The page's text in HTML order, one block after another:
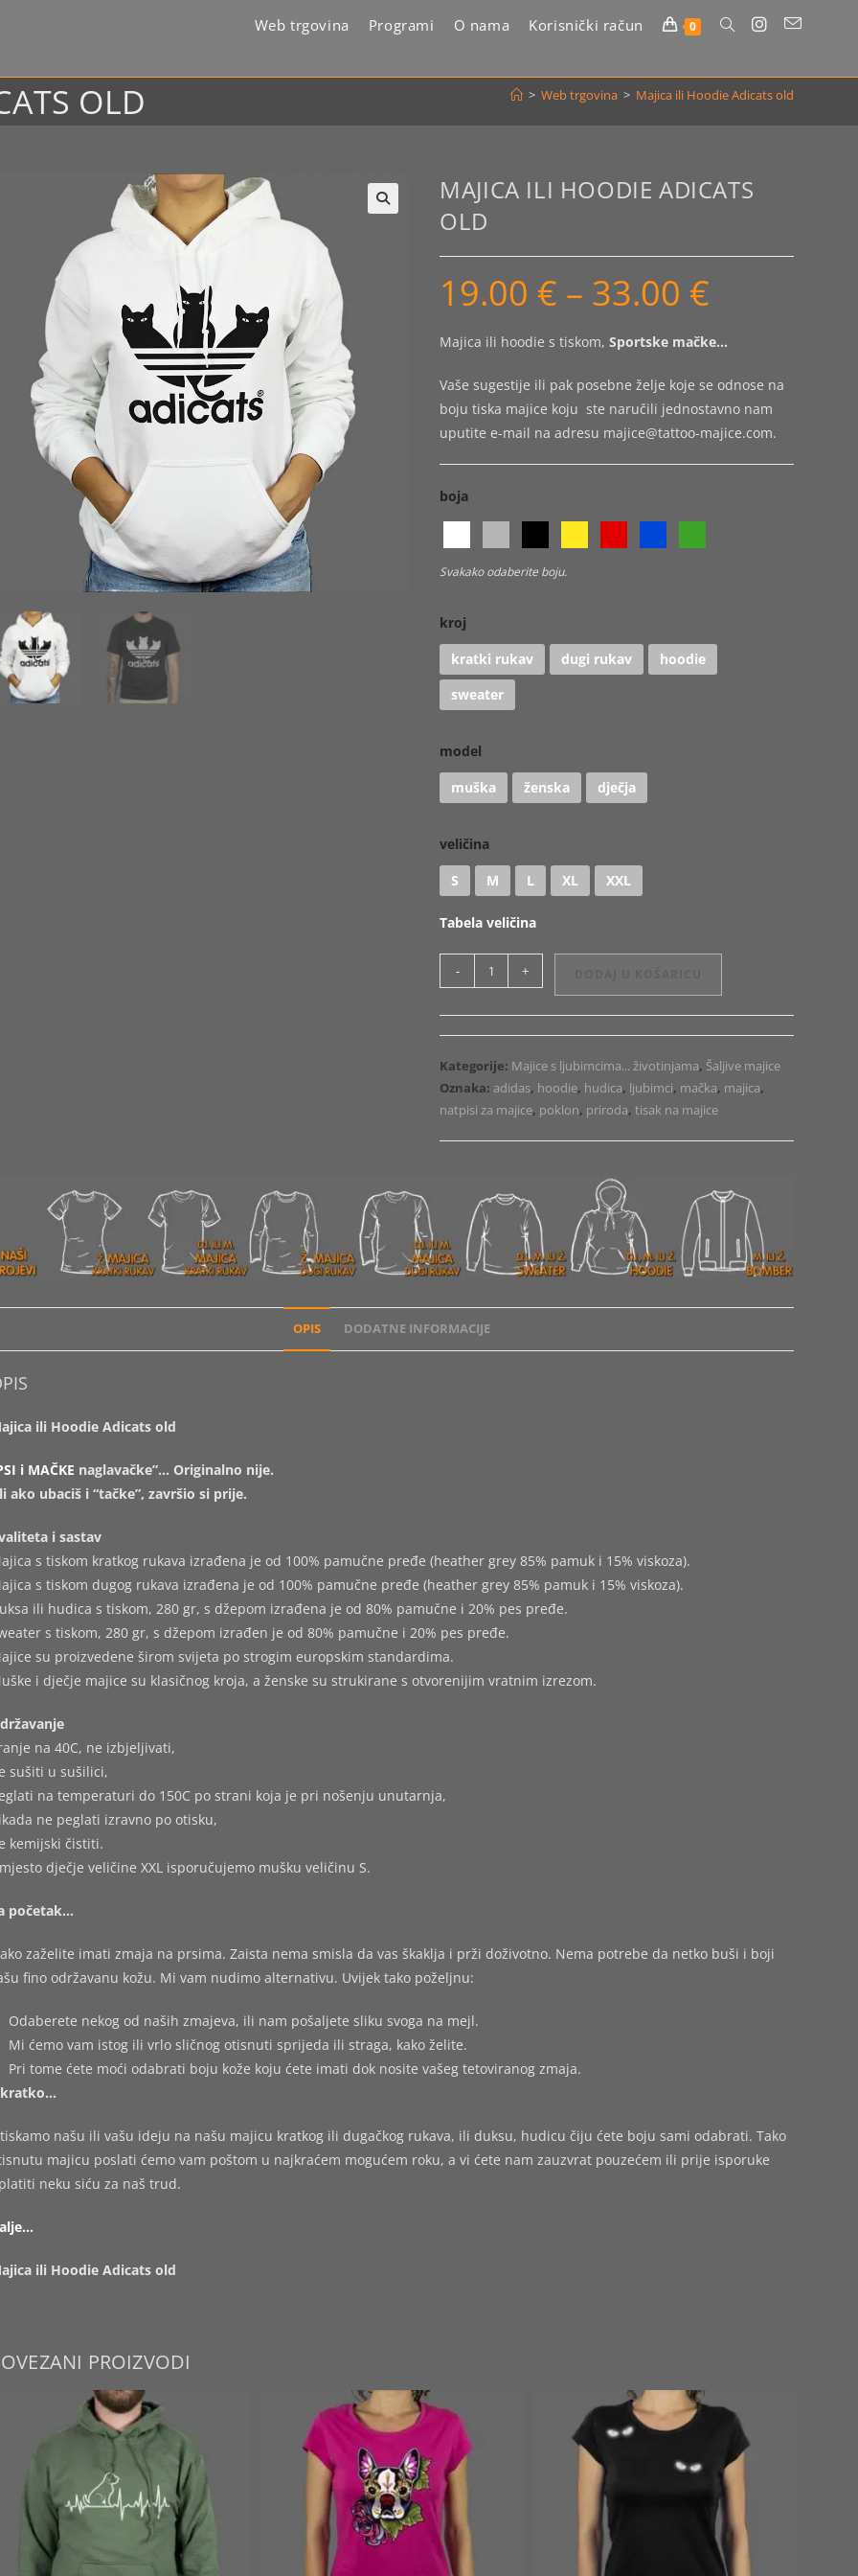
Web trgovina Programi O nama Korisnički račun 0 Uključi/isključi
pretragu
web-
stranice
OLD > Web trgovina > Majica ili Hoodie Adicats old
MAJICA ILI HOODIE ADICATS
OLD
19.00 € – 33.00 €
do
33.00 €
Majica ili hoodie s tiskom,Sportske mačke…
Vaše sugestije ili pak posebne želje koje se odnose na
boju tiska majice koju ste naručili jednostavno nam
uputite e-mail na adresu majice@tattoo-majice.com.
boja
Svakako odaberite boju.
kroj
kratki rukav
dugi rukav
hoodie
sweater
model
muška
ženska dječja
veličina
S
M L XL XXL
Tabela veličina
ili
Hoodie
Adicats
old
količina
- +
Kategorije: Majice s ljubimcima... životinjama, Šaljive majice
Oznaka: adidas, hoodie, hudica, ljubimci, mačka, majica,
natpisi za majice, poklon, priroda,tisak na majice
OPIS DODATNE INFORMACIJE
ili Hoodie Adicats old
i MAČKE naglavačke”… Originalno nije.
ako ubaciš i “tačke”, završio si prije.
i sastav
s tiskom kratkog rukava izrađena je od 100% pamučne pređe (heather grey 85% pamuk i 15% viskoza).
s tiskom dugog rukava izrađena je od 100% pamučne pređe (heather grey 85% pamuk i 15% viskoza).
ili hudica s tiskom, 280 gr, s džepom izrađena je od 80% pamučne i 20% pes pređe.
s tiskom, 280 gr, s džepom izrađen je od 80% pamučne i 20% pes pređe.
su proizvedene širom svijeta po strogim europskim standardima.
i dječje majice su klasičnog kroja, a ženske su strukirane s otvorenijim vratnim izrezom.
na 40C, ne izbjeljivati,
sušiti u sušilici,
na temperaturi do 150C po strani koja je pri nošenju unutarnja,
ne peglati izravno po otisku,
kemijski čistiti.
dječje veličine XXL isporučujemo mušku veličinu S.
početak…
zaželite imati zmaja na prsima. Zaista nema smisla da vas škaklja i prži doživotno. Nema potrebe da netko buši i boji
fino održavanu kožu. Mi vam nudimo alternativu. Uvijek tako poželjnu:
Odaberete nekog od naših zmajeva, ili nam pošaljete sliku svoga na mejl.
Mi ćemo vam istog ili vrlo sličnog otisnuti sprijeda ili straga, kako želite.
Pri tome ćete moći odabrati boju kože koju ćete imati dok nosite vašeg tetoviranog zmaja.
našu ili vašu ideju na našu majicu kratkog ili dugačkog rukava, ili duksu, hudicu čiju ćete boju sami odabrati. Tako
majicu poslati ćemo vam poštom u najkraćem mogućem roku, a vi ćete nam zauzvrat pouzećem ili prije isporuke
neku siću za naš trud.
ili Hoodie Adicats old
PROIZVODI